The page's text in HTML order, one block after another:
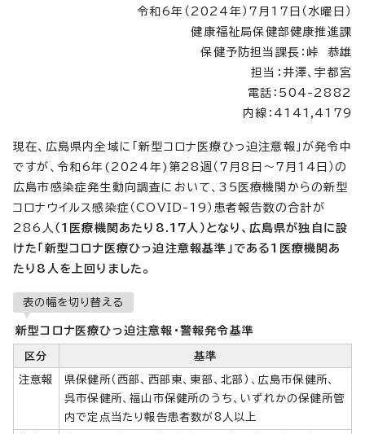
令和6年（2024年）7月17日（水曜日）
健康福祉局保健部健康推進課
保健予防担当課長：峠 恭雄
担当：井澤、宇都宮
電話：504-2882
内線：4141,4179
現在、広島県内全域に「新型コロナ医療ひっ迫注意報」が発令中
ですが、令和6年(2024年)第28週（7月8日～7月14日）の
広島市感染症発生動向調査において、35医療機関からの新型
コロナウイルス感染症（COVID-19）患者報告数の合計が
286人 （1医療機関あたり8.17人）となり、広島県が独自に設
けた「新型コロナ医療ひっ迫注意報基準」である1医療機関あ
たり8人を上回りました。
表の幅を切り替える
新型コロナ医療ひっ迫注意報・警報発令基準
区分 基準
注意報
県保健所（西部、西部東、東部、北部）、広島市保健所、
呉市保健所、福山市保健所のうち、いずれかの保健所管
内で定点当たり報告患者数が8人以上